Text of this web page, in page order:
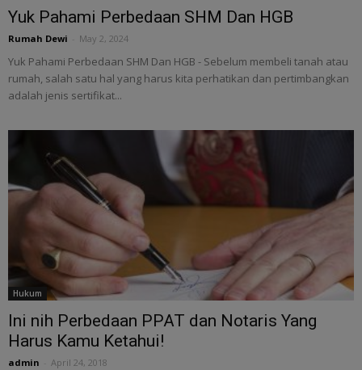
Yuk Pahami Perbedaan SHM Dan HGB
Rumah Dewi May 2, 2024
Yuk Pahami Perbedaan SHM Dan HGB - Sebelum membeli tanah atau
rumah, salah satu hal yang harus kita perhatikan dan pertimbangkan
adalah jenis sertifikat...
Hukum
Ini nih Perbedaan PPAT dan Notaris Yang
Harus Kamu Ketahui!
admin April 24, 2018